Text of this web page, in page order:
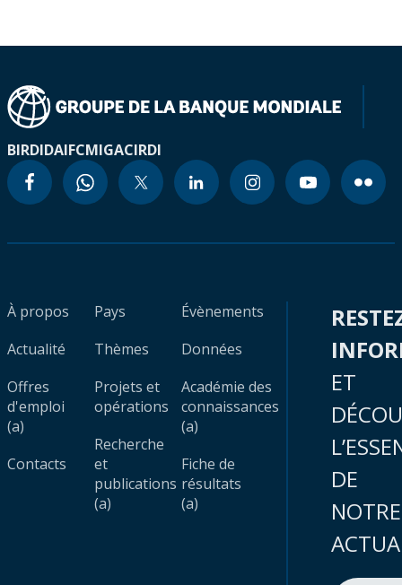
BIRDIDAIFCMIGACIRDI
À propos
Actualité
Offres
d'emploi
(a)
Contacts
Pays
Thèmes
Projets et
opérations
Recherche
et
publications
(a)
Évènements
Données
Académie des
connaissances
(a)
Fiche de
résultats
(a)
ET
DE
NOTRE